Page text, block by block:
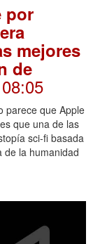
por
mejores
de
parece que Apple
que una de las
sci-fi basada
de la humanidad